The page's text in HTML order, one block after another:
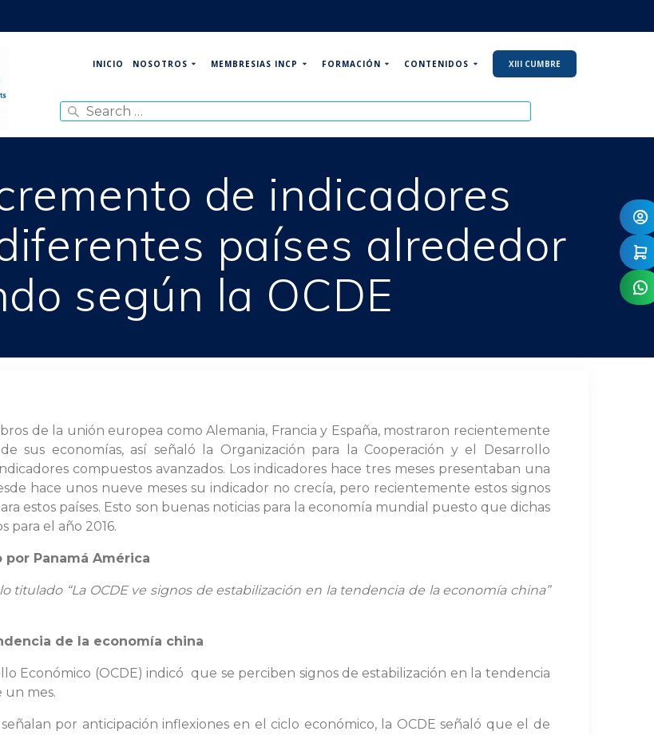
INICIO NOSOTROS MEMBRESIAS INCP FORMACIÓN CONTENIDOS XIII CUMBRE
for:
de indicadores
países alrededor
según la OCDE
de la unión europea como Alemania, Francia y España, mostraron recientemente
sus economías, así señaló la Organización para la Cooperación y el Desarrollo
compuestos avanzados. Los indicadores hace tres meses presentaban una
hace unos nueve meses su indicador no crecía, pero recientemente estos signos
estos países. Esto son buenas noticias para la economía mundial puesto que dichas
para el año 2016.
por Panamá América
titulado “La OCDE ve signos de estabilización en la tendencia de la economía china”
de la economía china
Económico (OCDE) indicó que se perciben signos de estabilización en la tendencia
un mes.
por anticipación inflexiones en el ciclo económico, la OCDE señaló que el de